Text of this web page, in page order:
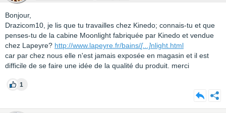
Bonjour,
Drazicom10, je lis que tu travailles chez Kinedo; connais-tu et que
penses-tu de la cabine Moonlight fabriquée par Kinedo et vendue
chez Lapeyre? http://www.lapeyre.fr/bains/[...]nlight.html
car par chez nous elle n'est jamais exposée en magasin et il est
difficile de se faire une idée de la qualité du produit. merci
1